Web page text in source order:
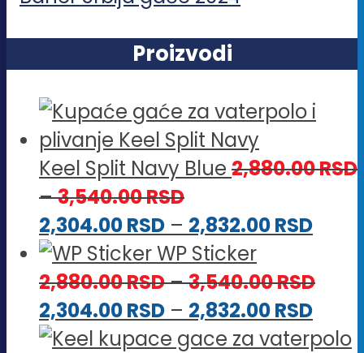
Proizvodi
Keel Split Navy Blue 2,880.00RSD
–3,540.00RSDRaspon
cena:
od
2,880.00 RSD
do
3,540.00 RSD
2,304.00RSD – 2,832.00RSD
od
do
WP Sticker
2,880.00RSD–3,540.00RSD
od
2,304.00RSD – 2,832.00RSD